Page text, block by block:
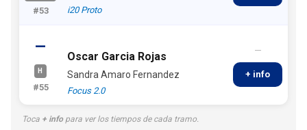
#53 i20 Proto
—
H
#55
Oscar Garcia Rojas
Sandra Amaro Fernandez
Focus 2.0
—
+ info
Toca + infopara ver los tiempos de cada tramo.